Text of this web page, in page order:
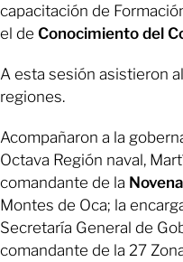
capacitación de
el de Conocimiento del
A esta sesión asistieron
regiones.
Acompañaron a la
Octava Región naval,
comandante de la
Montes de Oca; la
Secretaría General de
comandante de la 27